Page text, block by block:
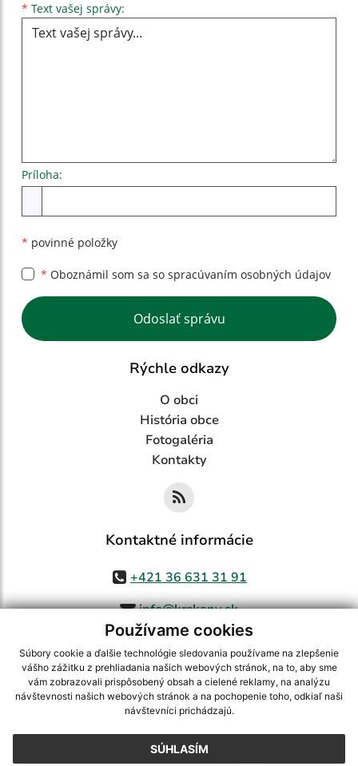
Používame cookies
Súbory cookie a ďalšie technológie sledovania používame na zlepšenie
vášho zážitku z prehliadania našich webových stránok, na to, aby sme
vám zobrazovali prispôsobený obsah a cielené reklamy, na analýzu
návštevnosti našich webových stránok a na pochopenie toho, odkiaľ naši
návštevníci prichádzajú.
SÚHLASÍM
* Text vašej správy:
Príloha:
* povinné položky
* Oboznámil som sa so spracúvaním osobných údajov
Google reCaptcha Response
Odoslať správu
Rýchle odkazy
O obci
História obce
Fotogaléria
Kontakty
Kontaktné informácie
+421 36 631 31 91
info@krskany.sk
využite možnosť získavania aktuálnych informácií s využitím RSS
CMS systém (redakčný) systém ECHELON 2,Mapa stránok,web portál
webex.digital, s.r.o.,domény,registrácia domény
Posledná aktualizácia:07.08.2026